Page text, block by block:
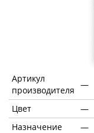
Артикул
производителя
—
Цвет —
Назначение
—